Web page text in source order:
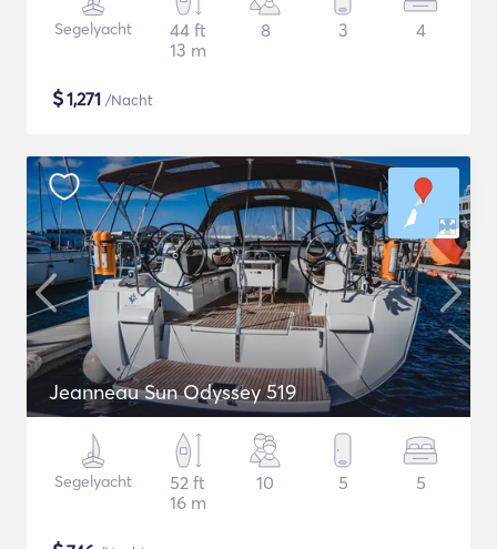
Segelyacht
44 ft
13 m
8 3 4
$1,271 /Nacht
Jeanneau Sun Odyssey 519
Segelyacht
52 ft
16 m
10 5 5